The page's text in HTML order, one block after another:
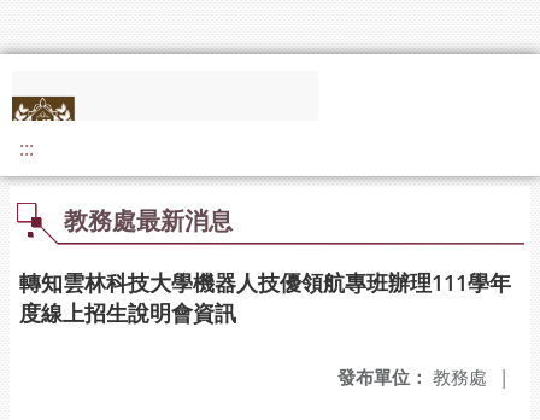
:::
教務處最新消息
轉知雲林科技大學機器人技優領航專班辦理111學年
度線上招生說明會資訊
發布單位： 教務處 |